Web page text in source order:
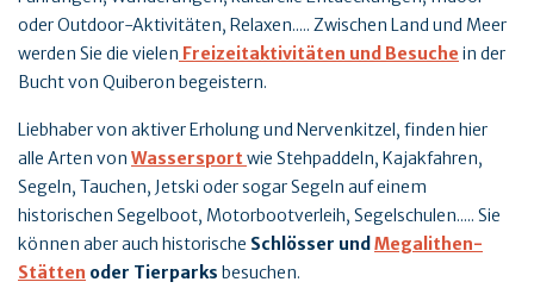
oder Outdoor-Aktivitäten, Relaxen..... Zwischen Land und Meer
werden Sie die vielen Freizeitaktivitäten und Besuche in der
Bucht von Quiberon begeistern.
Liebhaber von aktiver Erholung und Nervenkitzel, finden hier
alle Arten von Wassersport wie Stehpaddeln, Kajakfahren,
Segeln, Tauchen, Jetski oder sogar Segeln auf einem
historischen Segelboot, Motorbootverleih, Segelschulen..... Sie
können aber auch historische Schlösser und Megalithen-
Stätten oder Tierparks besuchen.